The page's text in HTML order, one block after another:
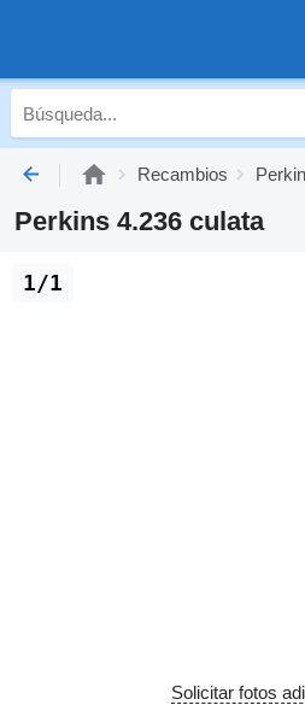
Recambios
Perkins 4.236 culata
1/1
Solicitar fotos